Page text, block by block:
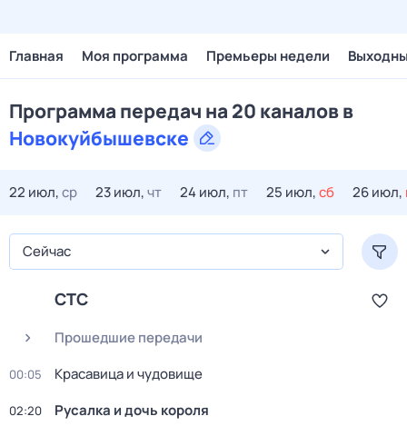
Главная Моя программа Премьеры недели
Программа передач на 20 каналов в
Новокуйбышевске
22 июл,ср 23 июл,чт 24 июл, пт 25 июл,сб 26 июл,
Сейчас
СТС
Прошедшие передачи
00:05 Красавица и чудовище
02:20 Русалка и дочь короля